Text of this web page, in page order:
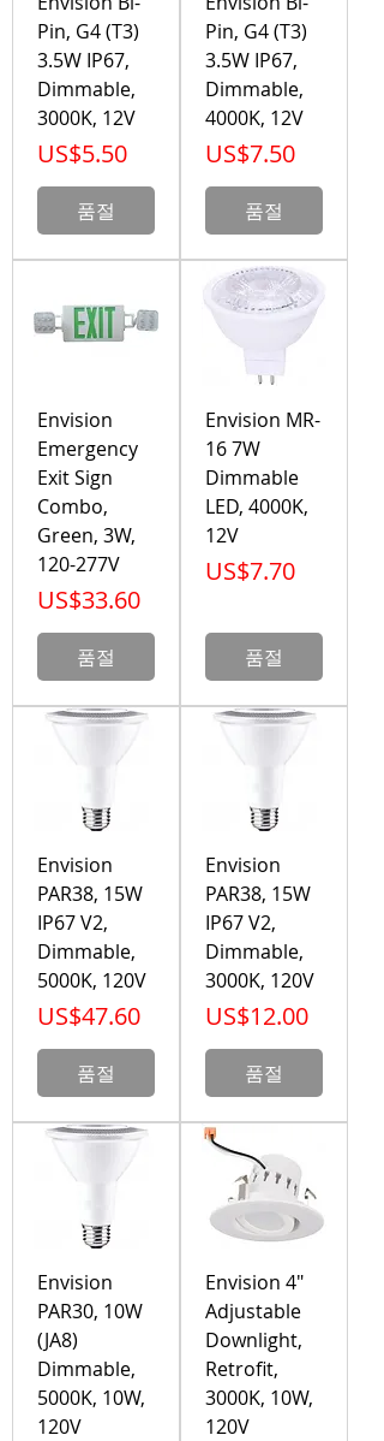
Pin, G4 (T3)
3.5W IP67,
Dimmable,
3000K, 12V
가격
US$5.50
품절
Pin, G4 (T3)
3.5W IP67,
Dimmable,
4000K, 12V
가격
US$7.50
품절
Envision
Emergency
Exit Sign
Combo,
Green, 3W,
120-277V
가격
US$33.60
품절
Envision MR-
16 7W
Dimmable
LED, 4000K,
12V
가격
US$7.70
품절
Envision
PAR38, 15W
IP67 V2,
Dimmable,
5000K, 120V
가격
US$47.60
품절
Envision
PAR38, 15W
IP67 V2,
Dimmable,
3000K, 120V
가격
US$12.00
품절
Envision
PAR30, 10W
(JA8)
Dimmable,
5000K, 10W,
120V
Envision 4"
Adjustable
Downlight,
Retrofit,
3000K, 10W,
120V